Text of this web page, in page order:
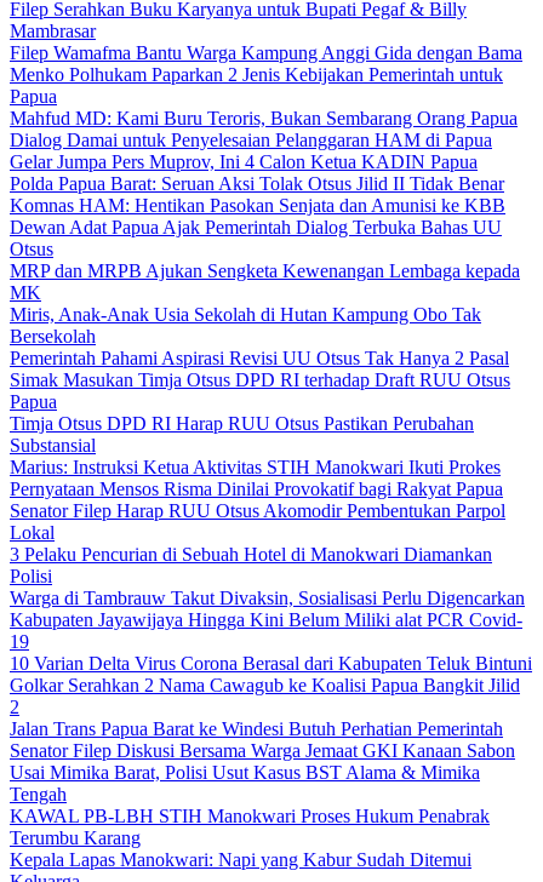
Filep Serahkan Buku Karyanya untuk Bupati Pegaf & Billy
Mambrasar
Filep Wamafma Bantu Warga Kampung Anggi Gida dengan Bama
Menko Polhukam Paparkan 2 Jenis Kebijakan Pemerintah untuk
Papua
Mahfud MD: Kami Buru Teroris, Bukan Sembarang Orang Papua
Dialog Damai untuk Penyelesaian Pelanggaran HAM di Papua
Gelar Jumpa Pers Muprov, Ini 4 Calon Ketua KADIN Papua
Polda Papua Barat: Seruan Aksi Tolak Otsus Jilid II Tidak Benar
Komnas HAM: Hentikan Pasokan Senjata dan Amunisi ke KBB
Dewan Adat Papua Ajak Pemerintah Dialog Terbuka Bahas UU
Otsus
MRP dan MRPB Ajukan Sengketa Kewenangan Lembaga kepada
MK
Miris, Anak-Anak Usia Sekolah di Hutan Kampung Obo Tak
Bersekolah
Pemerintah Pahami Aspirasi Revisi UU Otsus Tak Hanya 2 Pasal
Simak Masukan Timja Otsus DPD RI terhadap Draft RUU Otsus
Papua
Timja Otsus DPD RI Harap RUU Otsus Pastikan Perubahan
Substansial
Marius: Instruksi Ketua Aktivitas STIH Manokwari Ikuti Prokes
Pernyataan Mensos Risma Dinilai Provokatif bagi Rakyat Papua
Senator Filep Harap RUU Otsus Akomodir Pembentukan Parpol
Lokal
3 Pelaku Pencurian di Sebuah Hotel di Manokwari Diamankan
Polisi
Warga di Tambrauw Takut Divaksin, Sosialisasi Perlu Digencarkan
Kabupaten Jayawijaya Hingga Kini Belum Miliki alat PCR Covid-
19
10 Varian Delta Virus Corona Berasal dari Kabupaten Teluk Bintuni
Golkar Serahkan 2 Nama Cawagub ke Koalisi Papua Bangkit Jilid
2
Jalan Trans Papua Barat ke Windesi Butuh Perhatian Pemerintah
Senator Filep Diskusi Bersama Warga Jemaat GKI Kanaan Sabon
Usai Mimika Barat, Polisi Usut Kasus BST Alama & Mimika
Tengah
KAWAL PB-LBH STIH Manokwari Proses Hukum Penabrak
Terumbu Karang
Kepala Lapas Manokwari: Napi yang Kabur Sudah Ditemui